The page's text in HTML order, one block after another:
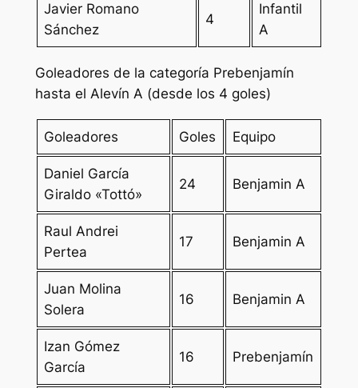
Javier Romano
Sánchez
4
Infantil
A
Goleadores de la categoría Prebenjamín
hasta el Alevín A (desde los 4 goles)
Goleadores Goles Equipo
Daniel García
Giraldo «Tottó»
24 Benjamin A
Raul Andrei
Pertea
17 Benjamin A
Juan Molina
Solera
16 Benjamin A
Izan Gómez
García
16 Prebenjamín